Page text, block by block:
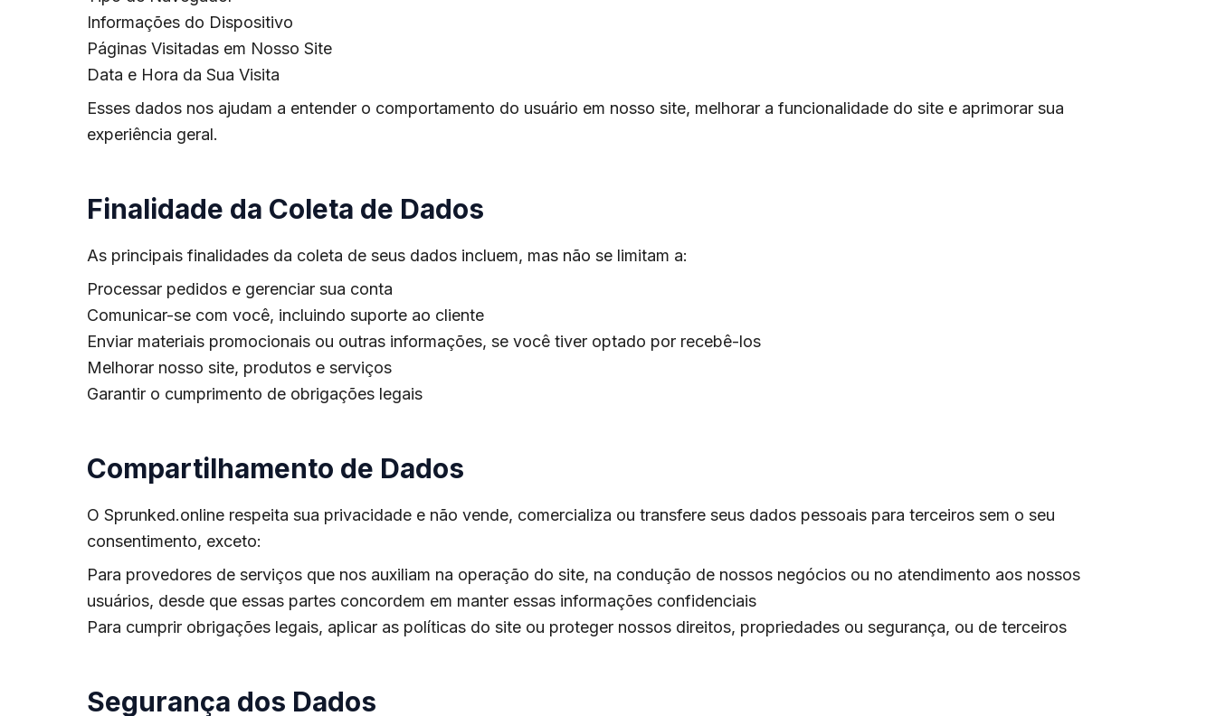
Informações do Dispositivo
Páginas Visitadas em Nosso Site
Data e Hora da Sua Visita
Esses dados nos ajudam a entender o comportamento do usuário em nosso site, melhorar a funcionalidade do site e aprimorar sua
experiência geral.
Finalidade da Coleta de Dados
As principais finalidades da coleta de seus dados incluem, mas não se limitam a:
Processar pedidos e gerenciar sua conta
Comunicar-se com você, incluindo suporte ao cliente
Enviar materiais promocionais ou outras informações, se você tiver optado por recebê-los
Melhorar nosso site, produtos e serviços
Garantir o cumprimento de obrigações legais
Compartilhamento de Dados
O Sprunked.online respeita sua privacidade e não vende, comercializa ou transfere seus dados pessoais para terceiros sem o seu
consentimento, exceto:
Para provedores de serviços que nos auxiliam na operação do site, na condução de nossos negócios ou no atendimento aos nossos
usuários, desde que essas partes concordem em manter essas informações confidenciais
Para cumprir obrigações legais, aplicar as políticas do site ou proteger nossos direitos, propriedades ou segurança, ou de terceiros
Segurança dos Dados